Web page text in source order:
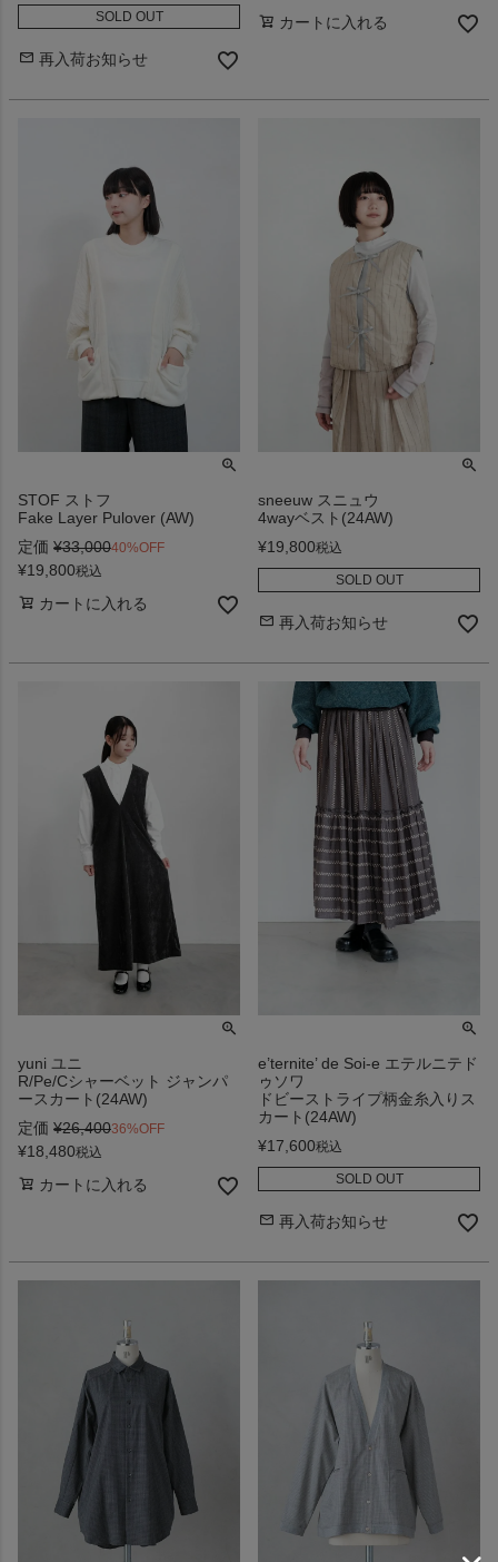
SOLD OUT
再入荷お知らせ
カートに入れる
STOF ストフ
Fake Layer Pulover (AW)
定価 ¥33,00040%OFF
¥19,800税込
カートに入れる
sneeuw スニュウ
4wayベスト(24AW)
¥19,800税込
SOLD OUT
再入荷お知らせ
yuni ユニ
R/Pe/Cシャーベット ジャンパ
ースカート(24AW)
定価 ¥26,40036%OFF
¥18,480税込
カートに入れる
e’ternite’ de Soi-e エテルニテド
ゥソワ
ドビーストライプ柄金糸入りス
カート(24AW)
¥17,600税込
SOLD OUT
再入荷お知らせ